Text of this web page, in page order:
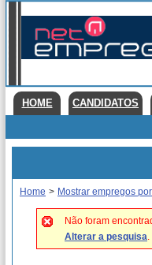
HOME CANDIDATOS
Home > Mostrar empregos
Não foram
Alterar a pesquisa.